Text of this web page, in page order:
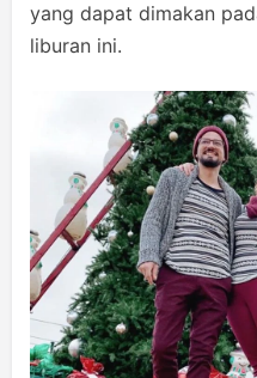
yang dapat dimakan
liburan ini.